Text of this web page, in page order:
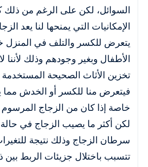
السوائل، لكن على الرغم من ذلك
الإمكانيات التي يمنحها لنا يعد
يتعرض للكسر والتلف في المنزل
الأطفال وبغير وجودهم وذلك
تخزين الأثاث الصحيحة المستخدمة
فيتعرض منا للكسر أو الخدش
خاصة إذا كان من الزجاج المرسوم
لكن أكثر ما يصيب الزجاج في حالة
سرطان الزجاج وذلك نتيجة
تتسبب باختلال جزيئات الربط بين